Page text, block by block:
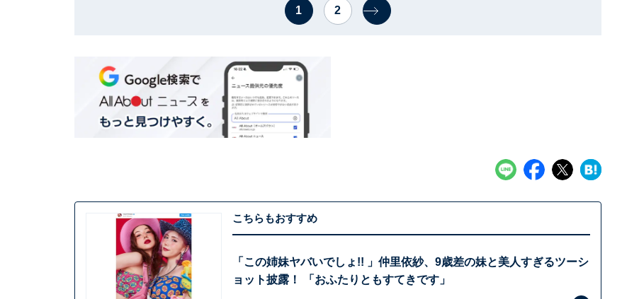
1 2
こちらもおすすめ
「この姉妹ヤバいでしょ!! 」仲里依紗、9歳差の妹と美人すぎるツーシ
ョット披露！ 「おふたりともすてきです」